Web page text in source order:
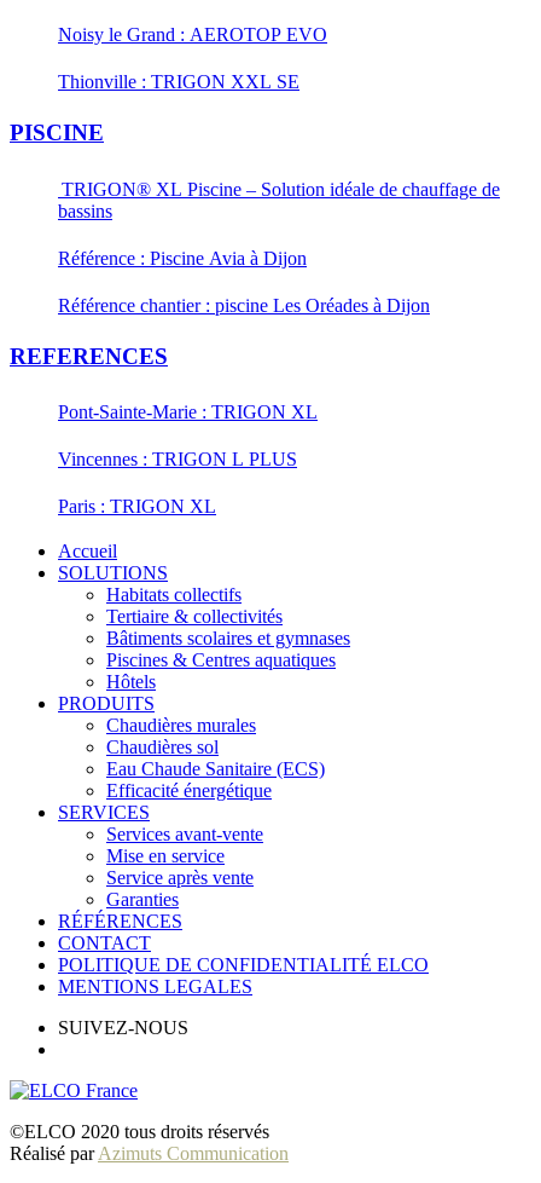
Noisy le Grand : AEROTOP EVO
Thionville : TRIGON XXL SE
PISCINE
TRIGON® XL Piscine – Solution idéale de chauffage de
bassins
Référence : Piscine Avia à Dijon
Référence chantier : piscine Les Oréades à Dijon
REFERENCES
Pont-Sainte-Marie : TRIGON XL
Vincennes : TRIGON L PLUS
Paris : TRIGON XL
Accueil
SOLUTIONS
Habitats collectifs
Tertiaire & collectivités
Bâtiments scolaires et gymnases
Piscines & Centres aquatiques
Hôtels
PRODUITS
Chaudières murales
Chaudières sol
Eau Chaude Sanitaire (ECS)
Efficacité énergétique
SERVICES
Services avant-vente
Mise en service
Service après vente
Garanties
RÉFÉRENCES
CONTACT
POLITIQUE DE CONFIDENTIALITÉ ELCO
MENTIONS LEGALES
SUIVEZ-NOUS
©ELCO 2020 tous droits réservés
Réalisé parAzimuts Communication